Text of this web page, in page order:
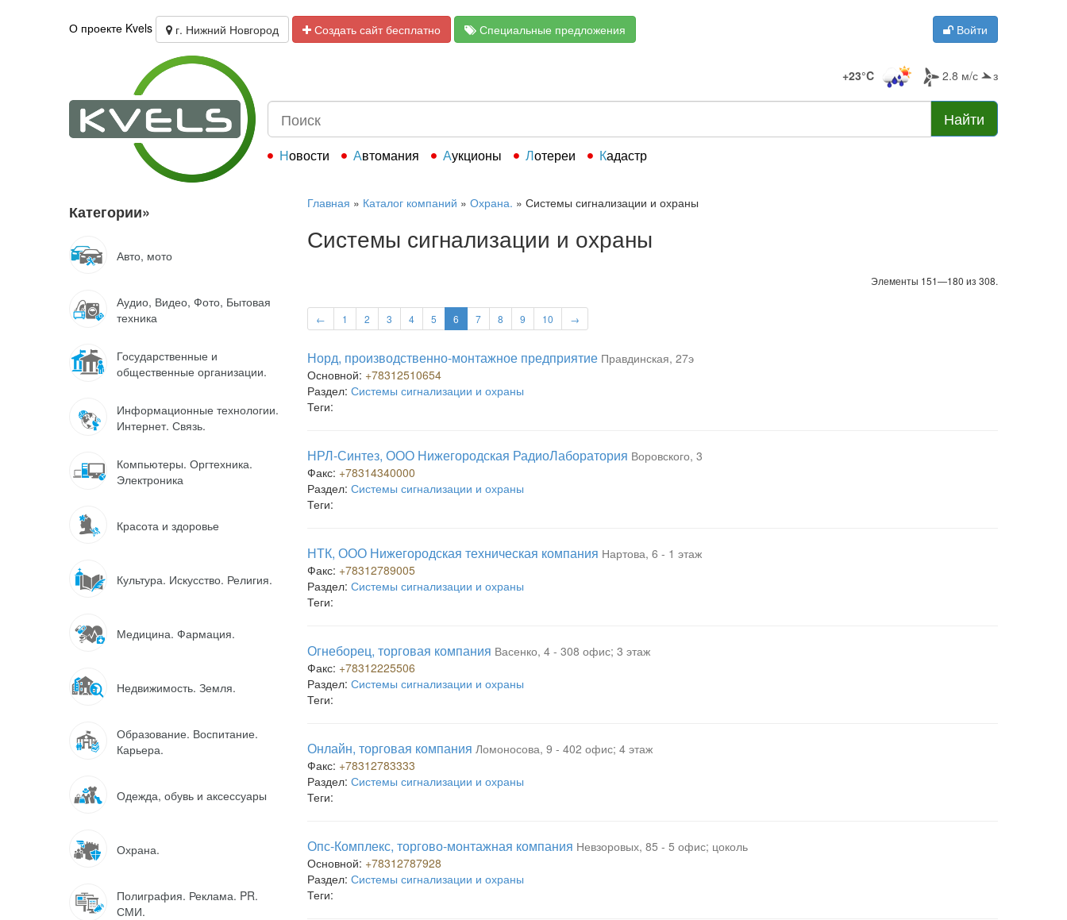
О проекте Kvels г. Нижний Новгород Создать сайт бесплатно Специальные предложения Войти
+23°C 2.8 м/с з
Найти
Новости Автомания Аукционы Лотереи Кадастр
Категории»
Авто, мото
Аудио, Видео, Фото, Бытовая
техника
Государственные и
общественные организации.
Информационные технологии.
Интернет. Связь.
Компьютеры. Оргтехника.
Электроника
Красота и здоровье
Культура. Искусство. Религия.
Медицина. Фармация.
Недвижимость. Земля.
Образование. Воспитание.
Карьера.
Одежда, обувь и аксессуары
Охрана.
Полиграфия. Реклама. PR.
СМИ.
Главная » Каталог компаний » Охрана. » Системы сигнализации и охраны
Системы сигнализации и охраны
Элементы 151—180 из 308.
← 1 2 3 4 5 6 7 8 9 10 →
Норд, производственно-монтажное предприятие Правдинская, 27э
Основной: +78312510654
Раздел: Системы сигнализации и охраны
Теги:
НРЛ-Синтез, ООО Нижегородская РадиоЛаборатория Воровского, 3
Факс: +78314340000
Раздел: Системы сигнализации и охраны
Теги:
НТК, ООО Нижегородская техническая компания Нартова, 6 - 1 этаж
Факс: +78312789005
Раздел: Системы сигнализации и охраны
Теги:
Огнеборец, торговая компания Васенко, 4 - 308 офис; 3 этаж
Факс: +78312225506
Раздел: Системы сигнализации и охраны
Теги:
Онлайн, торговая компания Ломоносова, 9 - 402 офис; 4 этаж
Факс: +78312783333
Раздел: Системы сигнализации и охраны
Теги:
Опс-Комплекс, торгово-монтажная компания Невзоровых, 85 - 5 офис; цоколь
Основной: +78312787928
Раздел: Системы сигнализации и охраны
Теги: